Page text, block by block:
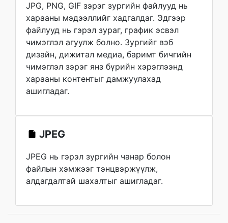
JPG, PNG, GIF зэрэг зургийн файлууд нь
харааны мэдээллийг хадгалдаг. Эдгээр
файлууд нь гэрэл зураг, график эсвэл
чимэглэл агуулж болно. Зургийг вэб
дизайн, дижитал медиа, баримт бичгийн
чимэглэл зэрэг янз бүрийн хэрэглээнд
харааны контентыг дамжуулахад
ашигладаг.
JPEG
JPEG нь гэрэл зургийн чанар болон
файлын хэмжээг тэнцвэржүүлж,
алдагдалтай шахалтыг ашигладаг.